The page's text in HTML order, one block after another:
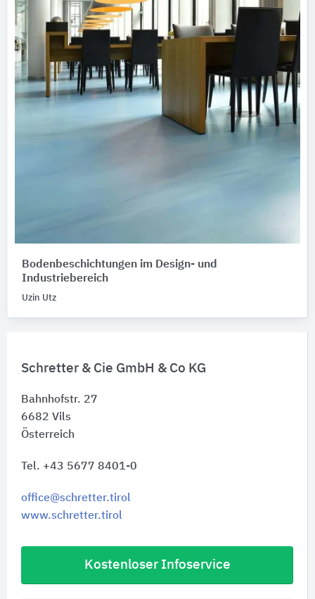
Schretter & Cie GmbH & Co KG
Bahnhofstr. 27
6682 Vils
Österreich
Tel. +43 5677 8401-0
office@schretter.tirol
www.schretter.tirol
Kostenloser Infoservice
Bodenbeschichtungen im Design- und
Industriebereich
Uzin Utz